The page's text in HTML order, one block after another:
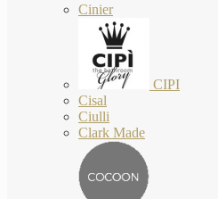
Cinier
CIPI
Cisal
Ciulli
Clark Made